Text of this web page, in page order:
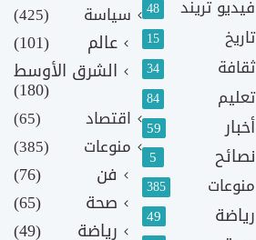
فيديو تريند 48
تاريخ 15
ثقافة 34
تعليم 84
أخبار 59
نصائح 5
منوعات 385
رياضة 49
سياسة
(425)
عالم
(101)
الشرق الأوسط
(180)
اقتصاد
(65)
منوعات
(385)
فن
(76)
صحة
(65)
رياضة
(49)